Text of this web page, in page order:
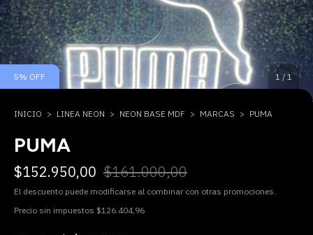
5% OFF 1 / 1
INICIO > LINEA NEON > NEON BASE MDF > MARCAS > PUMA
PUMA
$152.950,00 $161.000,00
El descuento puede modificarse al combinar con otras promociones.
Precio sin impuestos $126.404,96